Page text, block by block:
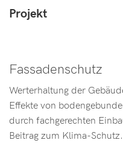
Projekt
Fassadenschutz
Werterhaltung der
Effekte von
durch fachgerechten
Beitrag zum Klima-Schutz.